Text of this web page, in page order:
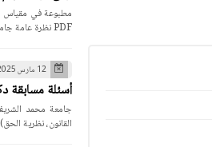
مطبوعة في مقياس
PDF نظرة عامة جامعة محمد الصديق بن يحي – جيجل - ك…
12 مارس 2025
أسئلة مسابقة
جامعة محمد
القانون، نظرية الحق) السؤال 01: (10